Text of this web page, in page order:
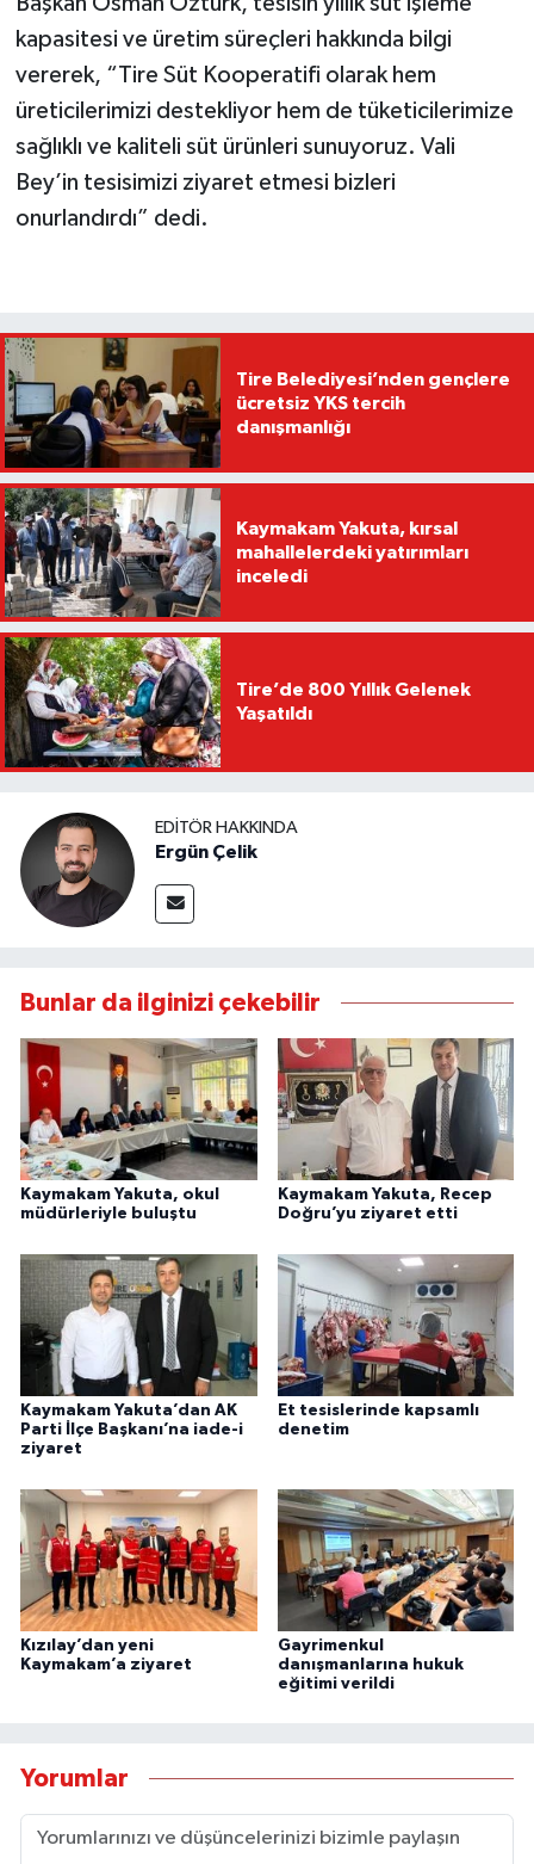
kapasitesi ve üretim süreçleri hakkında bilgi
vererek, “Tire Süt Kooperatifi olarak hem
üreticilerimizi destekliyor hem de tüketicilerimize
sağlıklı ve kaliteli süt ürünleri sunuyoruz. Vali
Bey’in tesisimizi ziyaret etmesi bizleri
onurlandırdı” dedi.
Tire Belediyesi’nden gençlere
ücretsiz YKS tercih
danışmanlığı
Kaymakam Yakuta, kırsal
mahallelerdeki yatırımları
inceledi
Tire’de 800 Yıllık Gelenek
Yaşatıldı
EDITÖR HAKKINDA
Ergün Çelik
Bunlar da ilginizi çekebilir
Kaymakam Yakuta, okul
müdürleriyle buluştu
Kaymakam Yakuta, Recep
Doğru’yu ziyaret etti
Kaymakam Yakuta’dan AK
Parti İlçe Başkanı’na iade-i
ziyaret
Et tesislerinde kapsamlı
denetim
Kızılay’dan yeni
Kaymakam’a ziyaret
Gayrimenkul
danışmanlarına hukuk
eğitimi verildi
Yorumlar